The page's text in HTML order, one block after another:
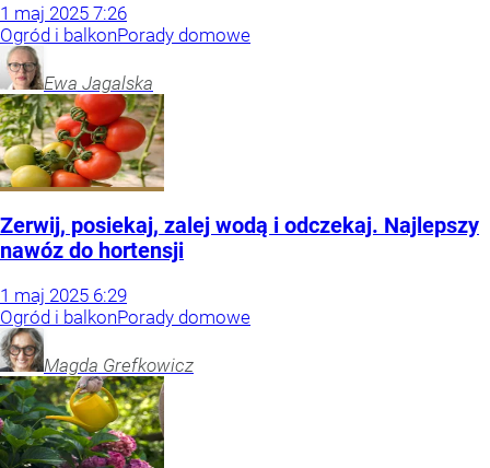
1 maj 2025 7:26
Ogród i balkonPorady domowe
Ewa Jagalska
Zerwij, posiekaj, zalej wodą i odczekaj. Najlepszy
nawóz do hortensji
1 maj 2025 6:29
Ogród i balkonPorady domowe
Magda Grefkowicz